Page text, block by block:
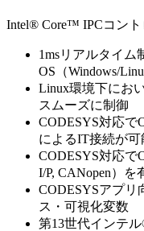
Intel® Core™ IPCコント
1msリアルタイム
OS（Windows/
Linux環境下にお
スムーズに制御
CODESYS対応で
によるIT接続が可
CODESYS対応で
I/P, CANopen）を
CODESYSアプリ
ス・可視化変数
第13世代インテ